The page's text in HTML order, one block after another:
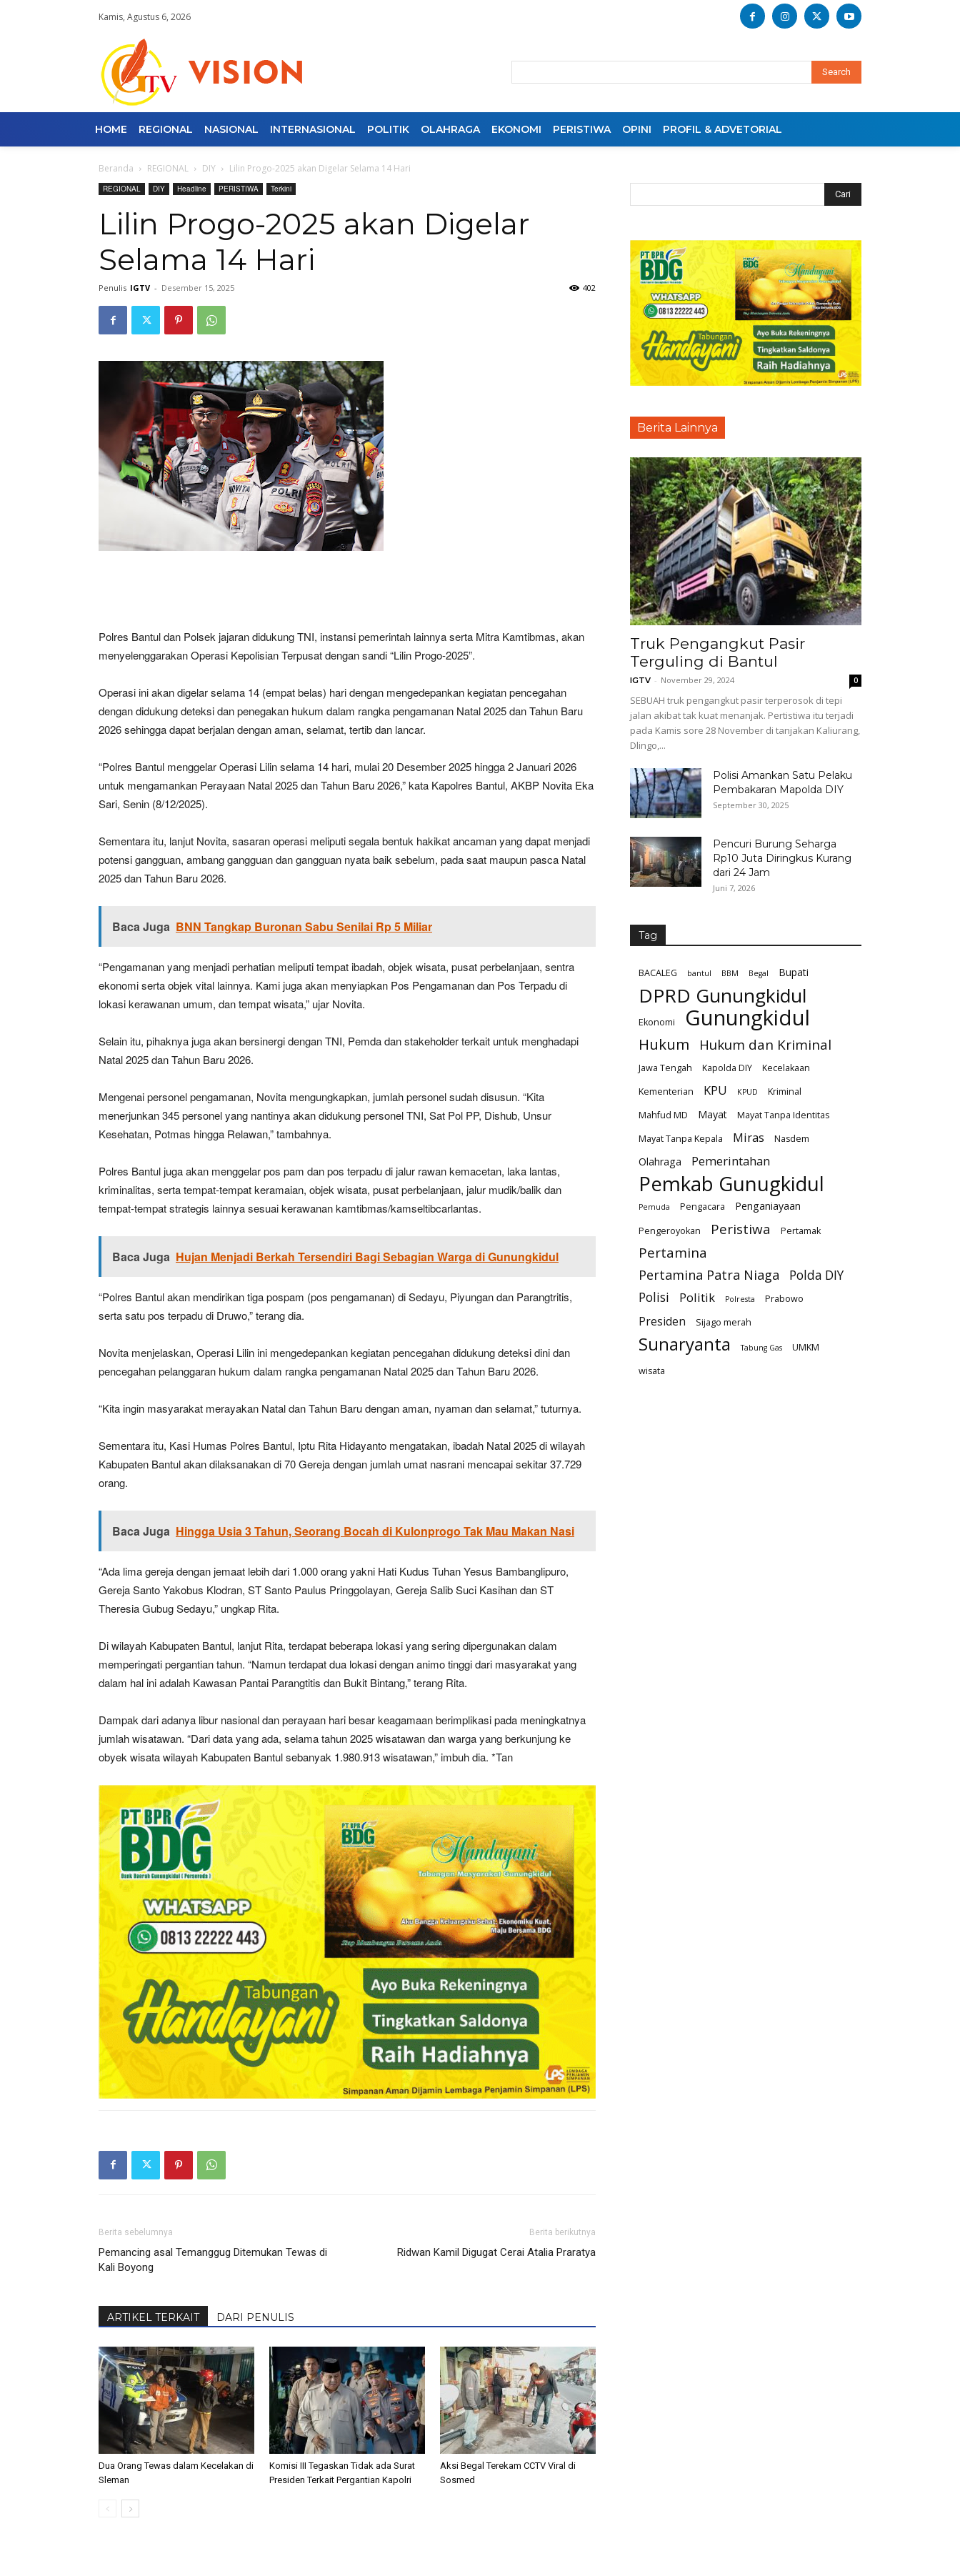
Kamis, Agustus 6, 2026
Search
HOME REGIONAL NASIONAL INTERNASIONAL POLITIK OLAHRAGA EKONOMI PERISTIWA OPINI PROFIL & ADVETORIAL
Beranda REGIONAL DIY Lilin Progo-2025 akan Digelar Selama 14 Hari
REGIONAL DIY Headline PERISTIWA Terkini
Lilin Progo-2025 akan Digelar
Selama 14 Hari
Penulis IGTV - Desember 15, 2025 402
Polres Bantul dan Polsek jajaran didukung TNI, instansi pemerintah lainnya serta Mitra Kamtibmas, akan
menyelenggarakan Operasi Kepolisian Terpusat dengan sandi “Lilin Progo-2025”.
Operasi ini akan digelar selama 14 (empat belas) hari dengan mengedepankan kegiatan pencegahan
dengan didukung deteksi dan penegakan hukum dalam rangka pengamanan Natal 2025 dan Tahun Baru
2026 sehingga dapat berjalan dengan aman, selamat, tertib dan lancar.
“Polres Bantul menggelar Operasi Lilin selama 14 hari, mulai 20 Desember 2025 hingga 2 Januari 2026
untuk mengamankan Perayaan Natal 2025 dan Tahun Baru 2026,” kata Kapolres Bantul, AKBP Novita Eka
Sari, Senin (8/12/2025).
Sementara itu, lanjut Novita, sasaran operasi meliputi segala bentuk hakikat ancaman yang dapat menjadi
potensi gangguan, ambang gangguan dan gangguan nyata baik sebelum, pada saat maupun pasca Natal
2025 dan Tahun Baru 2026.
Baca Juga BNN Tangkap Buronan Sabu Senilai Rp 5 Miliar
“Pengamanan yang menjadi perhatian meliputi tempat ibadah, objek wisata, pusat perbelanjaan, sentra
ekonomi serta objek vital lainnya. Kami juga akan menyiapkan Pos Pengamanan dan Pos Terpadu di
lokasi kerawanan umum, dan tempat wisata,” ujar Novita.
Selain itu, pihaknya juga akan bersinergi dengan TNI, Pemda dan stakeholder terkait untuk menghadapi
Natal 2025 dan Tahun Baru 2026.
Mengenai personel pengamanan, Novita mengungkapkan, jumlah personel sudah disusun. “Kita
menerjunkan 345 personel yang nantinya akan didukung personel TNI, Sat Pol PP, Dishub, Unsur
Kesehatan, Potmas hingga Relawan,” tambahnya.
Polres Bantul juga akan menggelar pos pam dan pos terpadu di jalur rawan kemacetan, laka lantas,
kriminalitas, serta tempat-tempat keramaian, objek wisata, pusat perbelanjaan, jalur mudik/balik dan
tempat-tempat strategis lainnya sesuai kerawanan kamtibmas/kamseltibcarlantas.
Baca Juga Hujan Menjadi Berkah Tersendiri Bagi Sebagian Warga di Gunungkidul
“Polres Bantul akan mendirikan tiga pospam (pos pengamanan) di Sedayu, Piyungan dan Parangtritis,
serta satu pos terpadu di Druwo,” terang dia.
Novita menjelaskan, Operasi Lilin ini mengedepankan kegiatan pencegahan didukung deteksi dini dan
pencegahan pelanggaran hukum dalam rangka pengamanan Natal 2025 dan Tahun Baru 2026.
“Kita ingin masyarakat merayakan Natal dan Tahun Baru dengan aman, nyaman dan selamat,” tuturnya.
Sementara itu, Kasi Humas Polres Bantul, Iptu Rita Hidayanto mengatakan, ibadah Natal 2025 di wilayah
Kabupaten Bantul akan dilaksanakan di 70 Gereja dengan jumlah umat nasrani mencapai sekitar 37.729
orang.
Baca Juga Hingga Usia 3 Tahun, Seorang Bocah di Kulonprogo Tak Mau Makan Nasi
“Ada lima gereja dengan jemaat lebih dari 1.000 orang yakni Hati Kudus Tuhan Yesus Bambanglipuro,
Gereja Santo Yakobus Klodran, ST Santo Paulus Pringgolayan, Gereja Salib Suci Kasihan dan ST
Theresia Gubug Sedayu,” ungkap Rita.
Di wilayah Kabupaten Bantul, lanjut Rita, terdapat beberapa lokasi yang sering dipergunakan dalam
memperingati pergantian tahun. “Namun terdapat dua lokasi dengan animo tinggi dari masyarakat yang
dalam hal ini adalah Kawasan Pantai Parangtitis dan Bukit Bintang,” terang Rita.
Dampak dari adanya libur nasional dan perayaan hari besar keagamaan berimplikasi pada meningkatnya
jumlah wisatawan. “Dari data yang ada, selama tahun 2025 wisatawan dan warga yang berkunjung ke
obyek wisata wilayah Kabupaten Bantul sebanyak 1.980.913 wisatawan,” imbuh dia. *Tan
Berita sebelumnya
Pemancing asal Temanggug Ditemukan Tewas di
Kali Boyong
Berita berikutnya
Ridwan Kamil Digugat Cerai Atalia Praratya
ARTIKEL TERKAIT DARI PENULIS
Dua Orang Tewas dalam Kecelakan di
Sleman
Komisi III Tegaskan Tidak ada Surat
Presiden Terkait Pergantian Kapolri
Aksi Begal Terekam CCTV Viral di
Sosmed
Berita Lainnya
Truk Pengangkut Pasir
Terguling di Bantul
IGTV - November 29, 2024 0
SEBUAH truk pengangkut pasir terperosok di tepi
jalan akibat tak kuat menanjak. Pertistiwa itu terjadi
pada Kamis sore 28 November di tanjakan Kaliurang,
Dlingo,...
Polisi Amankan Satu Pelaku
Pembakaran Mapolda DIY
September 30, 2025
Pencuri Burung Seharga
Rp10 Juta Diringkus Kurang
dari 24 Jam
Juni 7, 2026
Tag
BACALEG bantul BBM Begal Bupati
DPRD Gunungkidul
Ekonomi Gunungkidul
Hukum Hukum dan Kriminal
Jawa Tengah Kapolda DIY
Kecelakaan
Kementerian
KPU KPUD
Kriminal
Mahfud MD
Mayat
Mayat Tanpa Identitas
Mayat Tanpa Kepala
Miras Nasdem
Olahraga Pemerintahan
Pemkab Gunugkidul
Pemuda Pengacara Penganiayaan
Pengeroyokan Peristiwa Pertamak
Pertamina
Pertamina Patra Niaga
Polda DIY
Polisi
Politik Polresta Prabowo
Presiden Sijago merah
Sunaryanta Tabung Gas
UMKM
wisata